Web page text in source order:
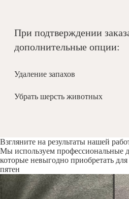
При подтверждении
дополнительные опции:
Удаление запахов
Убрать шерсть животных
Взгляните на результаты нашей
Мы используем профессиональные
которые невыгодно приобретать
пятен